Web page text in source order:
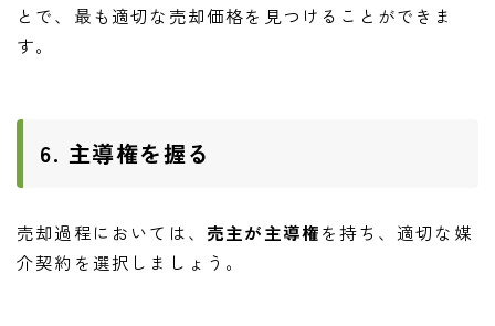
とで、最も適切な売却価格を見つけることができま
す。
6. 主導権を握る
売却過程においては、 売主が主導権を持ち、適切な媒
介契約を選択しましょう。